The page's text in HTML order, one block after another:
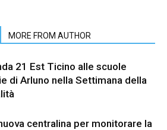
MORE FROM AUTHOR
21 Est Ticino alle scuole
di Arluno nella Settimana della
centralina per monitorare la